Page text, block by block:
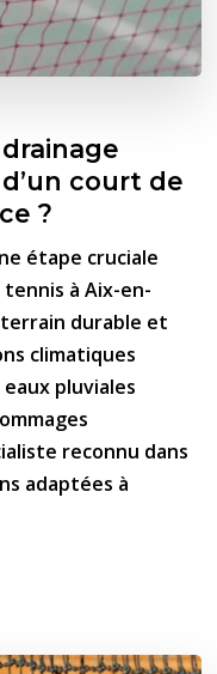
court de
?
étape cruciale
à Aix-en-
durable et
climatiques
pluviales
reconnu dans
adaptées à